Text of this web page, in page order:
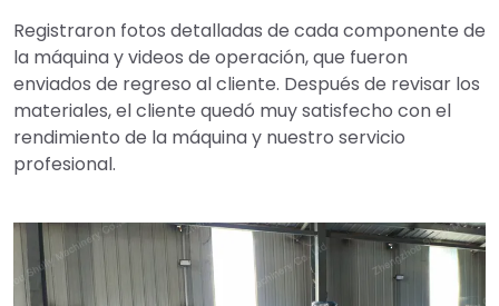
Registraron fotos detalladas de cada componente de
la máquina y videos de operación, que fueron
enviados de regreso al cliente. Después de revisar los
materiales, el cliente quedó muy satisfecho con el
rendimiento de la máquina y nuestro servicio
profesional.